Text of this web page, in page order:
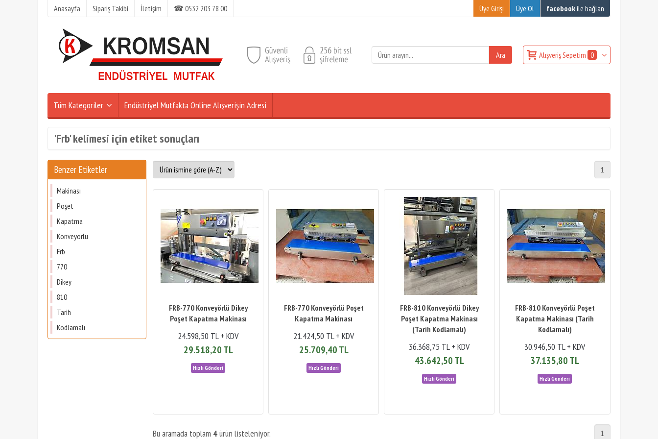
Anasayfa Sipariş Takibi İletişim ☎ 0532 203 78 00 Üye Girişi Üye Ol facebookile bağlan
Alışveriş Sepetim 0
Tüm Kategoriler Endüstriyel Mutfakta Online Alışverişin Adresi
'Frb' kelimesi için etiket sonuçları
Benzer Etiketler
Makinası
Poşet
Kapatma
Konveyorlü
Frb
770
Dikey
810
Tarih
Kodlamalı
1
FRB-770 Konveyörlü Dikey
Poşet Kapatma Makinası
24.598,50 TL + KDV
29.518,20 TL
FRB-770 Konveyörlü Poşet
Kapatma Makinası
21.424,50 TL + KDV
25.709,40 TL
FRB-810 Konveyörlü Dikey
Poşet Kapatma Makinası
(Tarih Kodlamalı)
36.368,75 TL + KDV
43.642,50 TL
FRB-810 Konveyörlü Poşet
Kapatma Makinası (Tarih
Kodlamalı)
30.946,50 TL + KDV
37.135,80 TL
Bu aramada toplam 4ürün listeleniyor. 1